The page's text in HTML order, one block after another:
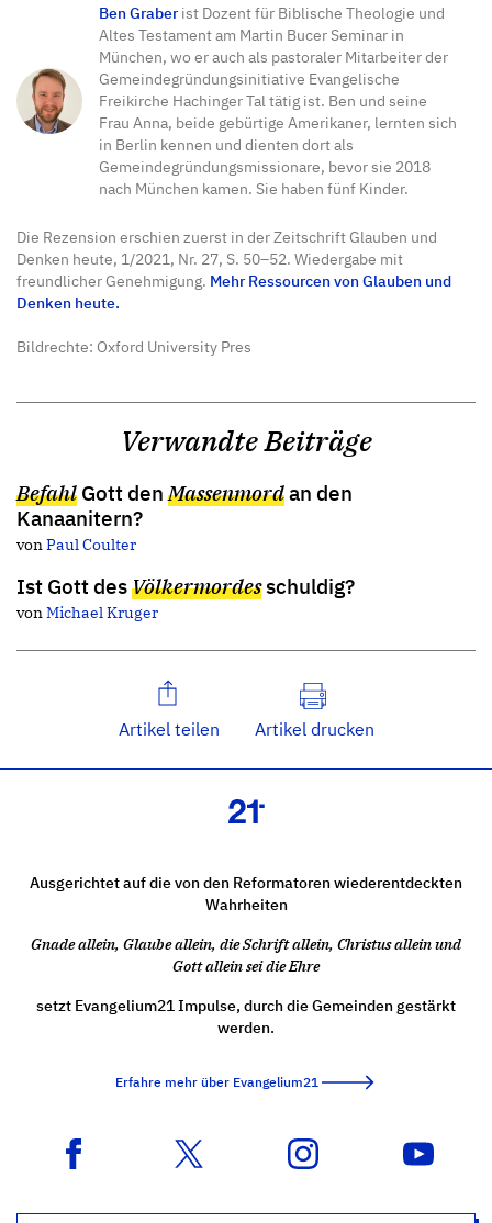
Ben Graberist Dozent für Biblische Theologie und
Altes Testament am Martin Bucer Seminar in
München, wo er auch als pastoraler Mitarbeiter der
Gemeindegründungsinitiative Evangelische
Freikirche Hachinger Tal tätig ist. Ben und seine
Frau Anna, beide gebürtige Amerikaner, lernten sich
in Berlin kennen und dienten dort als
Gemeindegründungsmissionare, bevor sie 2018
nach München kamen. Sie haben fünf Kinder.
Die Rezension erschien zuerst in der Zeitschrift Glauben und
Denken heute, 1/2021, Nr. 27, S. 50–52. Wiedergabe mit
freundlicher Genehmigung. Mehr Ressourcen von Glauben und
Denken heute.
Bildrechte: Oxford University Pres
Verwandte Beiträge
Befahl Gott den Massenmordan den
Kanaanitern?
vonPaul Coulter
Ist Gott desVölkermordesschuldig?
vonMichael Kruger
Artikel teilen Artikel drucken
Ausgerichtet auf die von den Reformatoren wiederentdeckten
Wahrheiten
Gnade allein, Glaube allein, die Schrift allein, Christus allein und
Gott allein sei die Ehre
setzt Evangelium21 Impulse, durch die Gemeinden gestärkt
werden.
Erfahre mehr über Evangelium21